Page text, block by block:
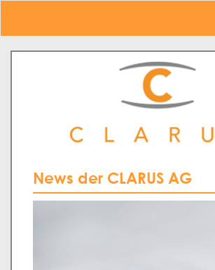
News der CLARUS AG